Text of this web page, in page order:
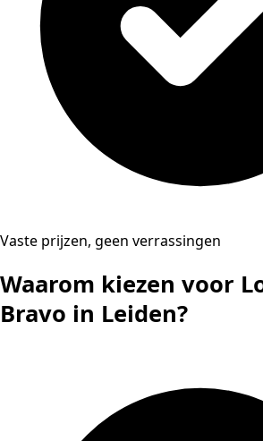
Vaste prijzen, geen verrassingen
Waarom kiezen voor
Bravo in Leiden?